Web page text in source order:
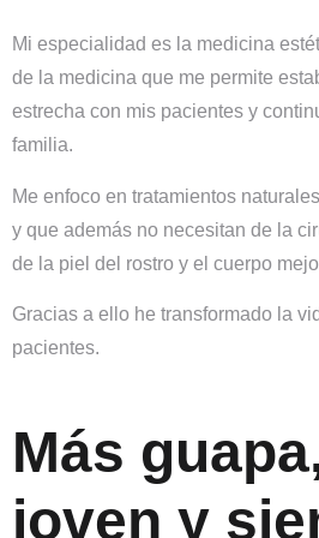
Mi especialidad es la medicina
de la medicina que me permite
estrecha con mis pacientes y
familia.
Me enfoco en tratamientos
y que además no necesitan de la
de la piel del rostro y el cuerpo
Gracias a ello he transformado la
pacientes.
Más
joven y